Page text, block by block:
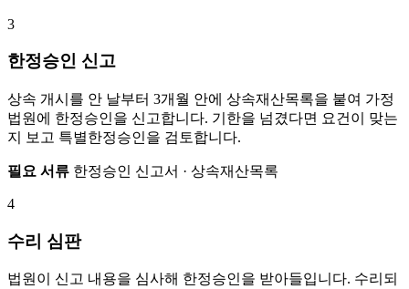
3
한정승인 신고
상속 개시를 안 날부터 3개월 안에 상속재산목록을 붙여 가정
법원에 한정승인을 신고합니다. 기한을 넘겼다면 요건이 맞는
지 보고 특별한정승인을 검토합니다.
필요 서류 한정승인 신고서 · 상속재산목록
4
수리 심판
법원이 신고 내용을 심사해 한정승인을 받아들입니다. 수리되